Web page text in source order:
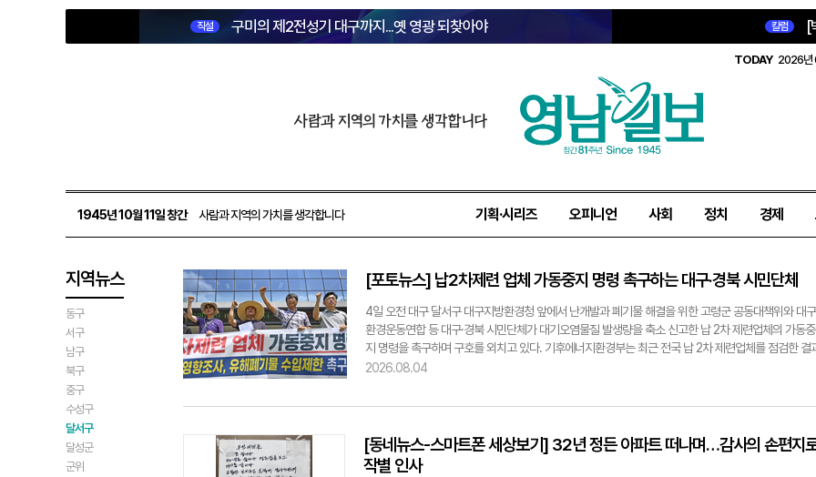
직설 구미의 제2전성기 대구까지...옛 영광 되찾아야 칼럼 [
TODAY 2026년
사람과 지역의 가치를 생각합니다
1945년 10월 11일 창간 사람과 지역의 가치를 생각합니다 기획·시리즈 오피니언 사회 정치 경제
지역뉴스
동구
서구
남구
북구
중구
수성구
달서구
달성군
군위
[포토뉴스] 납2차제련 업체 가동중지 명령 촉구하는 대구·경북 시민단체
4일 오전 대구 달서구 대구지방환경청 앞에서 난개발과 폐기물 해결을 위한 고령군 공동대책위와 대구
환경운동연합 등 대구·경북 시민단체가 대기오염물질 발생량을 축소 신고한 납 2차 제련업체의 가동중
지 명령을 촉구하며 구호를 외치고 있다. 기후에너지환경부는 최근 전국 납 2차 제련업체를 점검한 결
대기오염물질 발생량을 축소 신고한 업체 5곳 가운데 3곳이 대구·경북에 있다고 밝혔다. 이윤호기자
2026.08.04
[동네뉴스-스마트폰 세상보기] 32년 정든 아파트 떠나며…감사의 손편지
작별 인사